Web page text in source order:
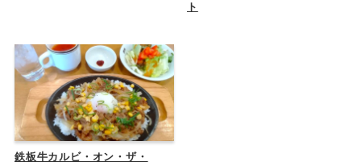
ト
鉄板牛カルビ・オン・ザ・